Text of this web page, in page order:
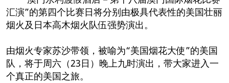
汇演”的第四个比赛日将分别由极具代表性的美国壮丽
烟火及日本高木烟火队伍强势演出。
由烟火专家苏沙带领，被喻为“美国烟花大使”的美国
队，将于周六（23日）晚上九时演出，带大家进入一
个真正的美国之旅。